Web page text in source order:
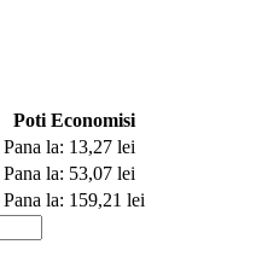
Poti Economisi
Pana la: 13,27 lei
Pana la: 53,07 lei
Pana la: 159,21 lei